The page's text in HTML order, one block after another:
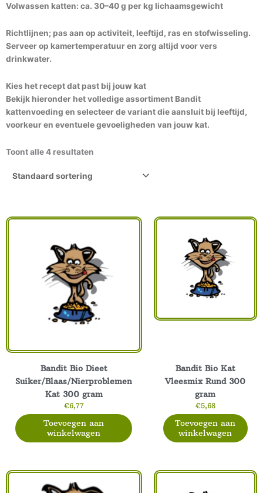
Volwassen katten: ca. 30–40 g per kg lichaamsgewicht
Richtlijnen; pas aan op activiteit, leeftijd, ras en stofwisseling.
Serveer op kamertemperatuur en zorg altijd voor vers
drinkwater.
Kies het recept dat past bij jouw kat
Bekijk hieronder het volledige assortiment Bandit
kattenvoeding en selecteer de variant die aansluit bij leeftijd,
voorkeur en eventuele gevoeligheden van jouw kat.
Toont alle 4 resultaten
Bandit Bio Dieet
Suiker/Blaas/Nierproblemen
Kat 300 gram
€6,77
Toevoegen aan
winkelwagen
Bandit Bio Kat
Vleesmix Rund 300
gram
€5,68
Toevoegen aan
winkelwagen